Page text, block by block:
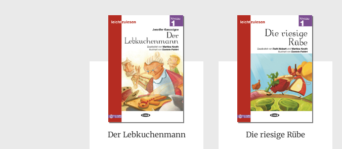
Der Lebkuchenmann Die riesige Rübe